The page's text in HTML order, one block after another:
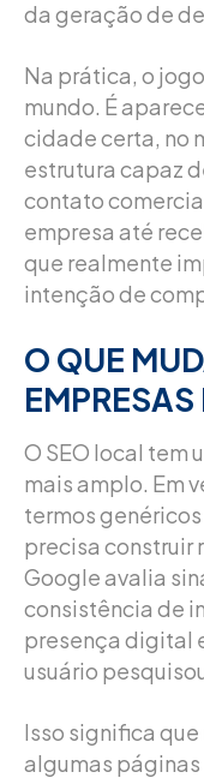
da geração de
Na prática, o
mundo. É
cidade certa, no
estrutura capaz
contato
empresa até
que realmente
intenção de
O QUE
O SEO local tem
mais amplo. Em
termos
precisa construir
Google avalia
consistência de
presença digital
usuário
Isso significa
algumas páginas